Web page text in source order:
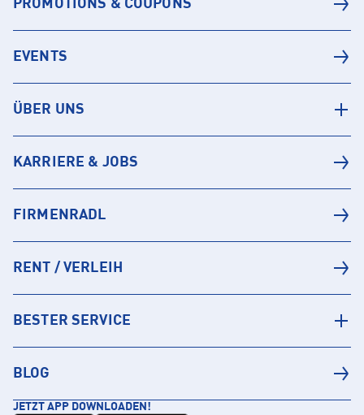
PROMOTIONS & COUPONS
EVENTS
ÜBER UNS
KARRIERE & JOBS
FIRMENRADL
RENT / VERLEIH
BESTER SERVICE
BLOG
JETZT APP DOWNLOADEN!